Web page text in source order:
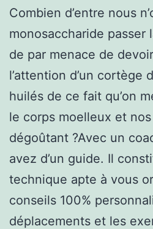
Combien d’entre nous
monosaccharide passer
de par menace de
l’attention d’un cortège
huilés de ce fait qu’on
le corps moelleux et
dégoûtant ?Avec un
avez d’un guide. Il
technique apte à vous
conseils 100%
déplacements et les